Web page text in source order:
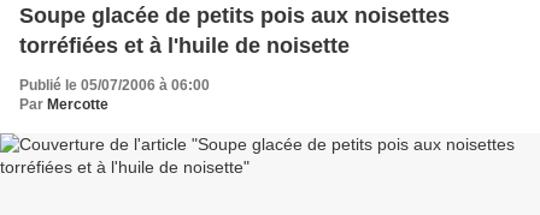
Soupe glacée de petits pois aux noisettes
torréfiées et à l'huile de noisette
Publié le 05/07/2006 à 06:00
Par Mercotte